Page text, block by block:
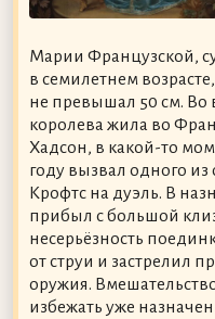
Марии Французской,
в семилетнем
не превышал 50 см. Во
королева жила во
Хадсон, в какой-то
году вызвал одного
Крофтс на дуэль. В
прибыл с большой
несерьёзность
от струи и застрелил
оружия.
избежать уже